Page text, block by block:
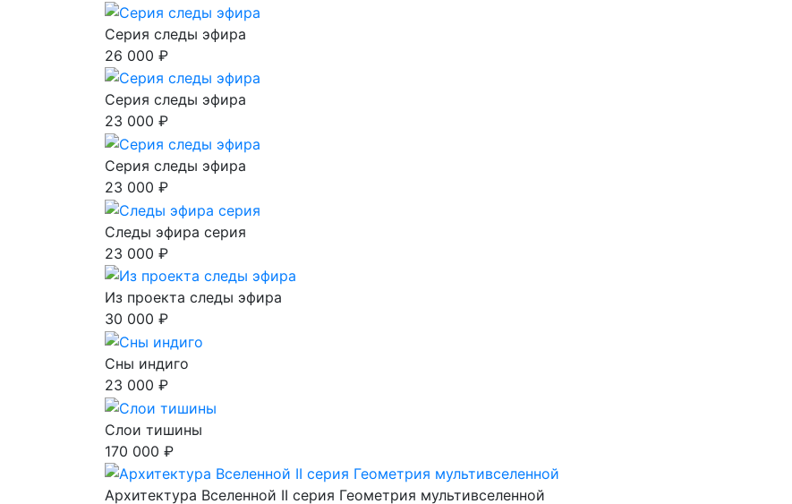
Серия следы эфира
26 000 ₽
Серия следы эфира
23 000 ₽
Серия следы эфира
23 000 ₽
Следы эфира серия
23 000 ₽
Из проекта следы эфира
30 000 ₽
Сны индиго
23 000 ₽
Слои тишины
170 000 ₽
Архитектура Вселенной II серия Геометрия мультивселенной